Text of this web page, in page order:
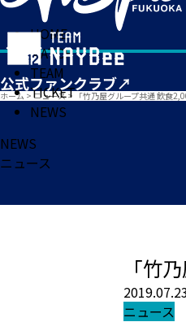
HOME
MATCH
TEAM
TICKET
NEWS
ホーム > ニュース> 「竹乃屋グループ共通 飲食
NEWS
ニュース
「竹
ニュース